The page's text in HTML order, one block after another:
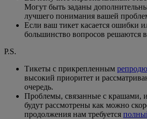
Могут быть заданы
лучшего понимания вашей
Если ваш тикет касается ошибки
большинство вопросов решаются
P.S.
Тикеты с прикрепленным
высокий приоритет и
очередь.
Проблемы, связанные с крашами,
будут рассмотрены как можно
продолжения нам требуется